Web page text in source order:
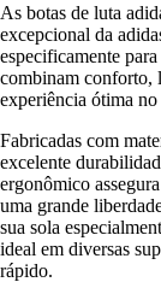
As botas de luta
excepcional da
especificamente
combinam conforto,
experiência ótima no
Fabricadas com
excelente
ergonômico
uma grande
sua sola
ideal em diversas
rápido.